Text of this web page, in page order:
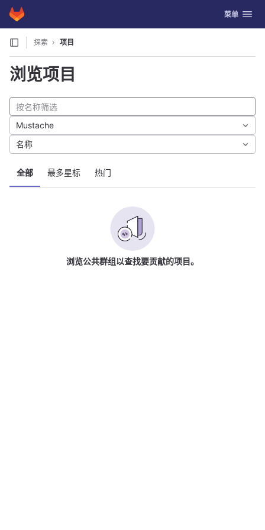
Skip to content
GitLab 切换导航
菜单
探索 项目
浏览项目
全部 最多星标 热门
Mustache
名称
浏览公共群组以查找要贡献的项目。